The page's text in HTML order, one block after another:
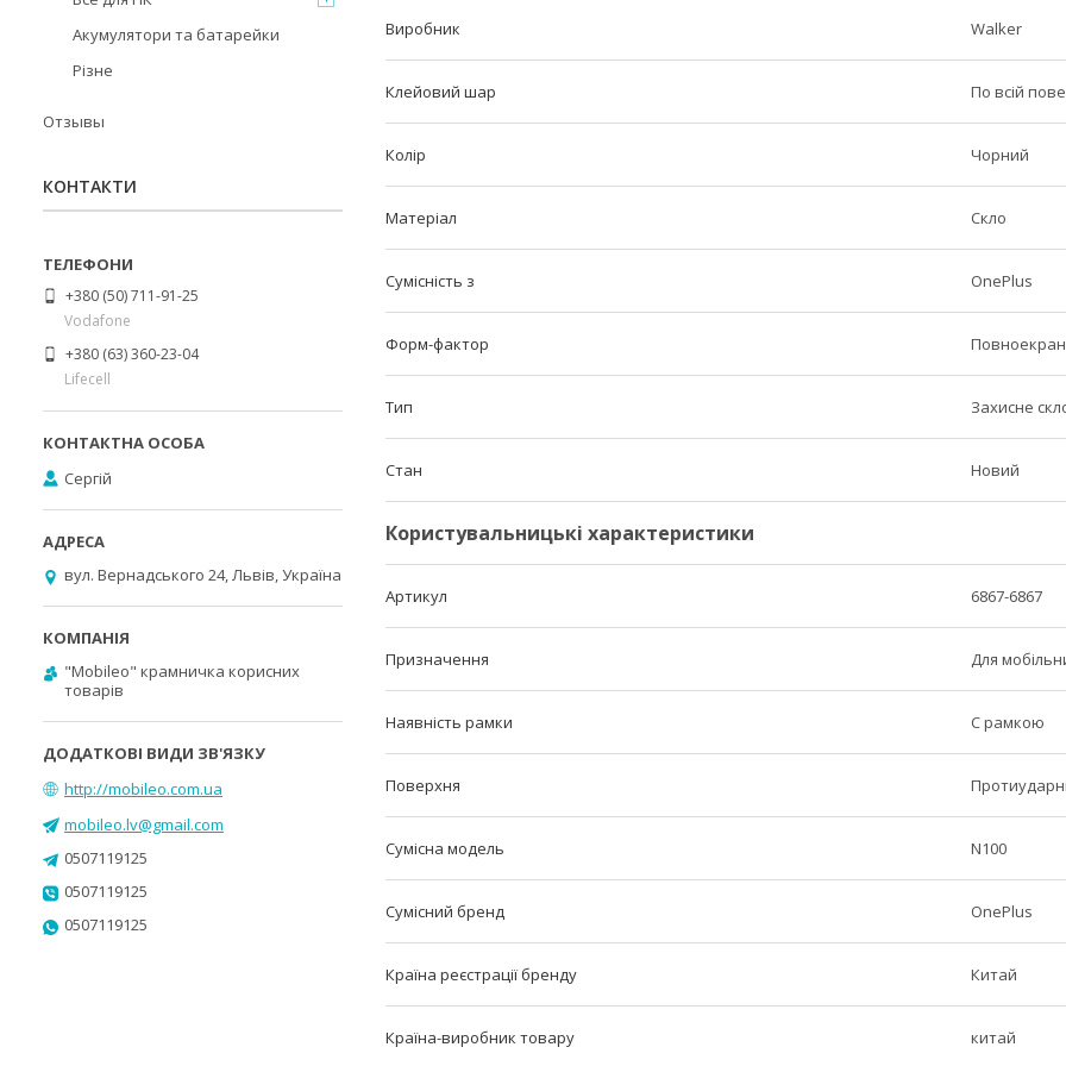
Виробник Walker
Клейовий шар По всій
Колір Чорний
Матеріал Скло
Сумісність з OnePlus
Форм-фактор
Тип Захисне
Стан Новий
Користувальницькі характеристики
Артикул 6867-6867
Призначення Для
Наявність рамки C рамкою
Поверхня
Сумісна модель N100
Сумісний бренд OnePlus
Країна реєстрації бренду Китай
Країна-виробник товару китай
Акумулятори та батарейки
Різне
Отзывы
КОНТАКТИ
+380 (50) 711-91-25
Vodafone
+380 (63) 360-23-04
Lifecell
Сергій
вул. Вернадського 24, Львів, Україна
"Mobileo" крамничка корисних
товарів
http://mobileo.com.ua
mobileo.lv@gmail.com
0507119125
0507119125
0507119125